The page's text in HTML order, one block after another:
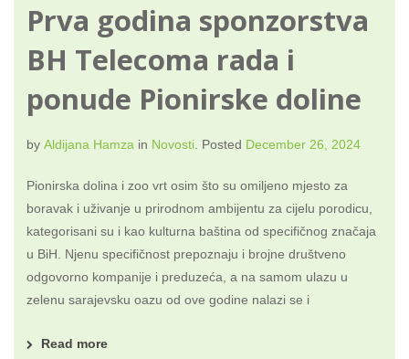
Prva godina sponzorstva
BH Telecoma rada i
ponude Pionirske doline
by Aldijana Hamza in Novosti. Posted December 26, 2024
Pionirska dolina i zoo vrt osim što su omiljeno mjesto za
boravak i uživanje u prirodnom ambijentu za cijelu porodicu,
kategorisani su i kao kulturna baština od specifičnog značaja
u BiH. Njenu specifičnost prepoznaju i brojne društveno
odgovorno kompanije i preduzeća, a na samom ulazu u
zelenu sarajevsku oazu od ove godine nalazi se i
Read more